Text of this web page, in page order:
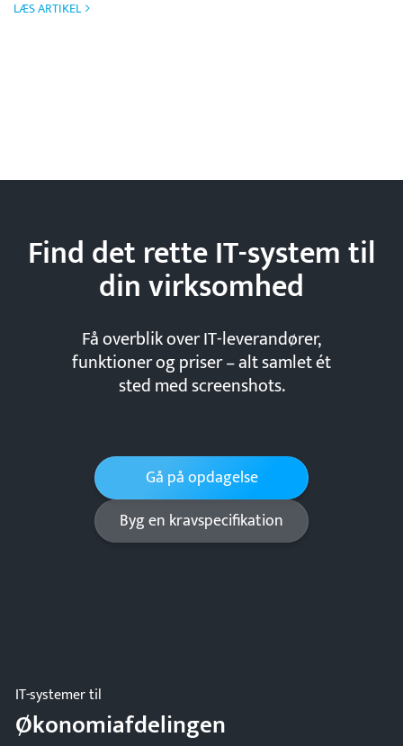
LÆS ARTIKEL
Find det rette IT-system til
dinvirksomhed
Få overblik over IT-leverandører,
funktioner og priser – alt samlet ét
sted med screenshots.
Gå på opdagelse
Byg en kravspecifikation
IT-systemer til
Økonomiafdelingen